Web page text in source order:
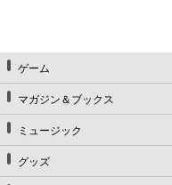
ゲーム
マガジン＆ブックス
ミュージック
グッズ